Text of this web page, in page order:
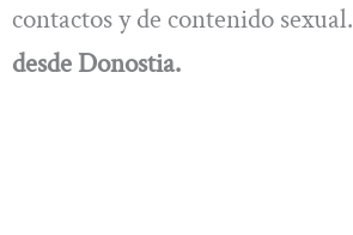
contactos y de contenido sexual.
desde Donostia.